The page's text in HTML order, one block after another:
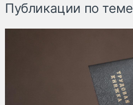
Публикации по теме